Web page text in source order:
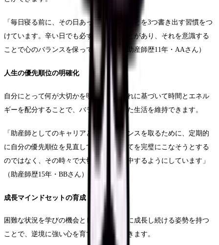
「毎日寝る前に、その日あった良かったことを3つ書き出す習慣をつ
けています。辛い日でも必ず何か良いことがあり、それを意識する
ことで心のバランスを保っています」（助産師歴11年・AAさん）
人生の優先順位の明確化
自分にとって何が大切かを明確にし、それに基づいて時間とエネル
ギーを配分することで、バランスの取れた生活を維持できます。
「助産師としてのキャリアと家庭のバランスを取るために、定期的
に自分の優先順位を見直しています。全てを完璧にこなそうとする
のではなく、その時々で大切なことに集中するようにしています」
（助産師歴15年・BBさん）
成長マインドセットの育成
困難な状況を学びの機会として捉え、常に成長し続ける姿勢を持つ
ことで、逆境に強い心を育てることができます。